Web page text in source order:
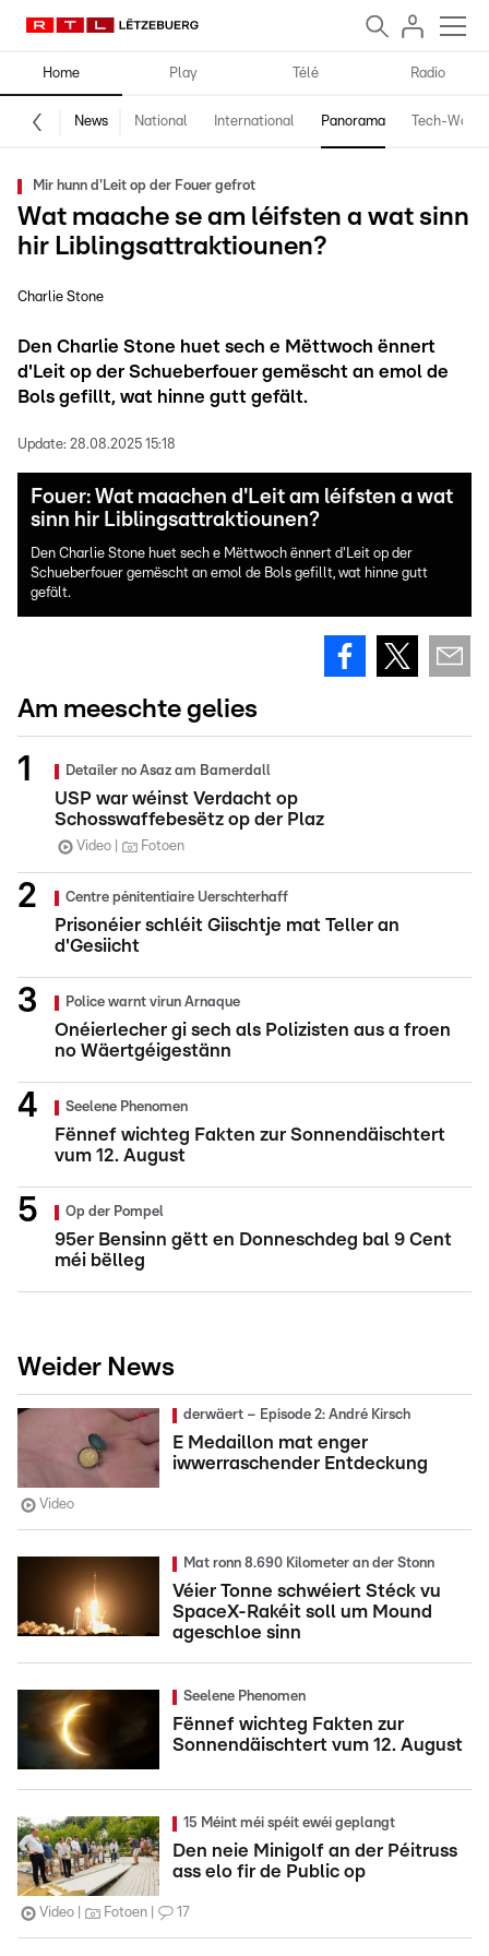
Home Play Télé Radio
News National International Panorama Tech-World
Mir hunn d'Leit op der Fouer gefrot
Wat maache se am léifsten a wat sinn
hir Liblingsattraktiounen?
Charlie Stone
Den Charlie Stone huet sech e Mëttwoch ënnert
d'Leit op der Schueberfouer gemëscht an emol de
Bols gefillt, wat hinne gutt gefält.
Update: 28.08.2025 15:18
Fouer: Wat maachen d'Leit am léifsten a wat
sinn hir Liblingsattraktiounen?
Den Charlie Stone huet sech e Mëttwoch ënnert d'Leit op der
Schueberfouer gemëscht an emol de Bols gefillt, wat hinne gutt
gefält.
Am meeschte gelies
Detailer no Asaz am Bamerdall
USP war wéinst Verdacht op
Schosswaffebesëtz op der Plaz
Video Fotoen
Centre pénitentiaire Uerschterhaff
Prisonéier schléit Giischtje mat Teller an
d'Gesiicht
Police warnt virun Arnaque
Onéierlecher gi sech als Polizisten aus a froen
no Wäertgéigestänn
Seelene Phenomen
Fënnef wichteg Fakten zur Sonnendäischtert
vum 12. August
Op der Pompel
95er Bensinn gëtt en Donneschdeg bal 9 Cent
méi bëlleg
Weider News
derwäert – Episode 2: André Kirsch
E Medaillon mat enger
iwwerraschender Entdeckung
Video
Mat ronn 8.690 Kilometer an der Stonn
Véier Tonne schwéiert Stéck vu
SpaceX-Rakéit soll um Mound
ageschloe sinn
Seelene Phenomen
Fënnef wichteg Fakten zur
Sonnendäischtert vum 12. August
15 Méint méi spéit ewéi geplangt
Den neie Minigolf an der Péitruss
ass elo fir de Public op
Video Fotoen 17